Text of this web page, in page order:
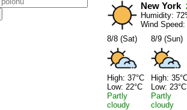
New York
Humidity:
Wind
8/8 (Sat)
High: 37°C
Low: 22°C
Partly
cloudy
8/9 (Sun)
High:
Low: 23°C
Partly
cloudy